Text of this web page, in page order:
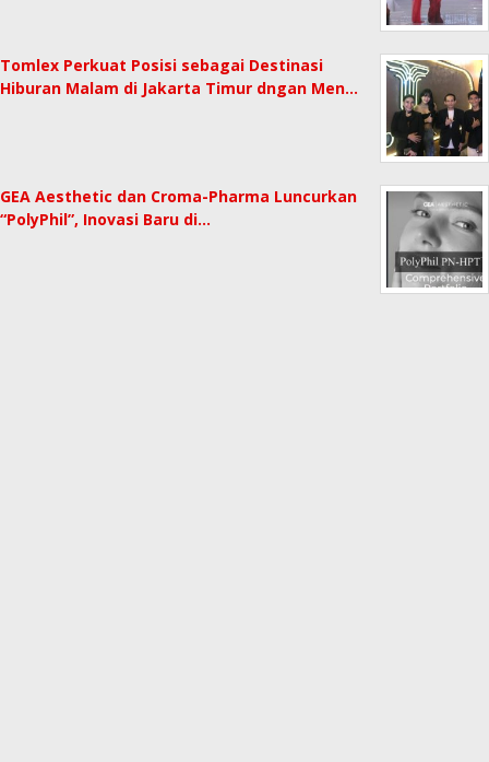
Tomlex Perkuat Posisi sebagai Destinasi
Hiburan Malam di Jakarta Timur dngan Men…
GEA Aesthetic dan Croma-Pharma Luncurkan
“PolyPhil”, Inovasi Baru di…